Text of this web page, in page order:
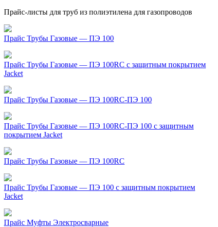
Прайс-листы для труб из полиэтилена для газопроводов
Прайс Трубы Газовые — ПЭ 100
Прайс Трубы Газовые — ПЭ 100RC с защитным покрытием
Jacket
Прайс Трубы Газовые — ПЭ 100RC-ПЭ 100
Прайс Трубы Газовые — ПЭ 100RC-ПЭ 100 с защитным
покрытием Jacket
Прайс Трубы Газовые — ПЭ 100RC
Прайс Трубы Газовые — ПЭ 100 с защитным покрытием
Jacket
Прайс Муфты Электросварные